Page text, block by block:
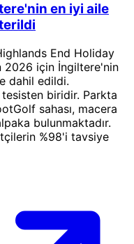
en iyi aile
End Holiday
2026 için İngiltere'nin
dahil edildi.
biridir. Parkta
sahası, macera
bulunmaktadır.
%98'i tavsiye